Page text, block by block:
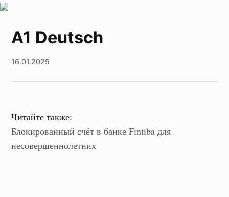
A1 Deutsch
16.01.2025
Читайте также:
Блокированный счёт в банке Fintiba для
несовершеннолетних